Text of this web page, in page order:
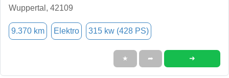
Wuppertal, 42109
9.370 km Elektro 315 kw (428 PS)
★ ➦ ➜